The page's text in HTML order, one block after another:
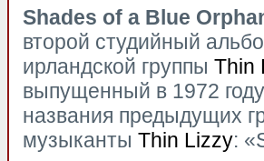
Shades of a Blue
второй студийный
ирландской группы Thin
выпущенный в 1972
названия предыдущих
музыканты Thin Lizzy: